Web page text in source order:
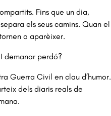
Fins que un dia,
els seus camins. Quan el
a aparèixer.
demanar perdó?
Guerra Civil en clau d’humor.
dels diaris reals de